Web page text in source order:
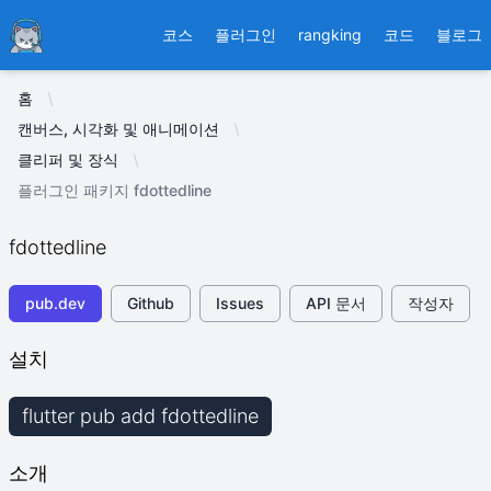
Ducafecat 코스 플러그인 rangking 코드 블로그
홈
캔버스, 시각화 및 애니메이션
클리퍼 및 장식
플러그인 패키지 fdottedline
fdottedline
pub.dev Github Issues API 문서 작성자
설치
flutter pub add fdottedline
소개